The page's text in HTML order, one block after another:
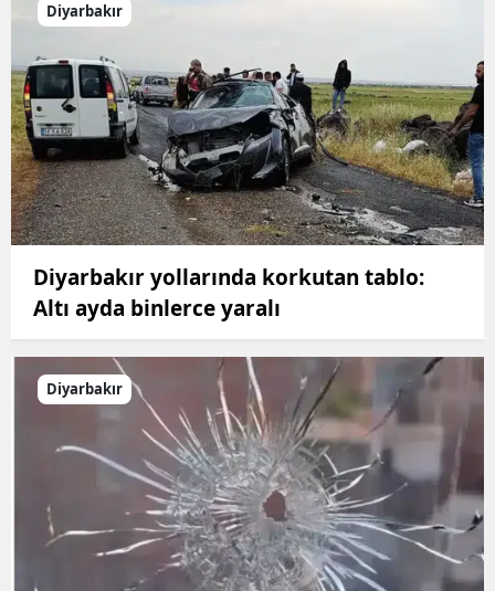
Diyarbakır
Diyarbakır yollarında korkutan tablo:
Altı ayda binlerce yaralı
Diyarbakır